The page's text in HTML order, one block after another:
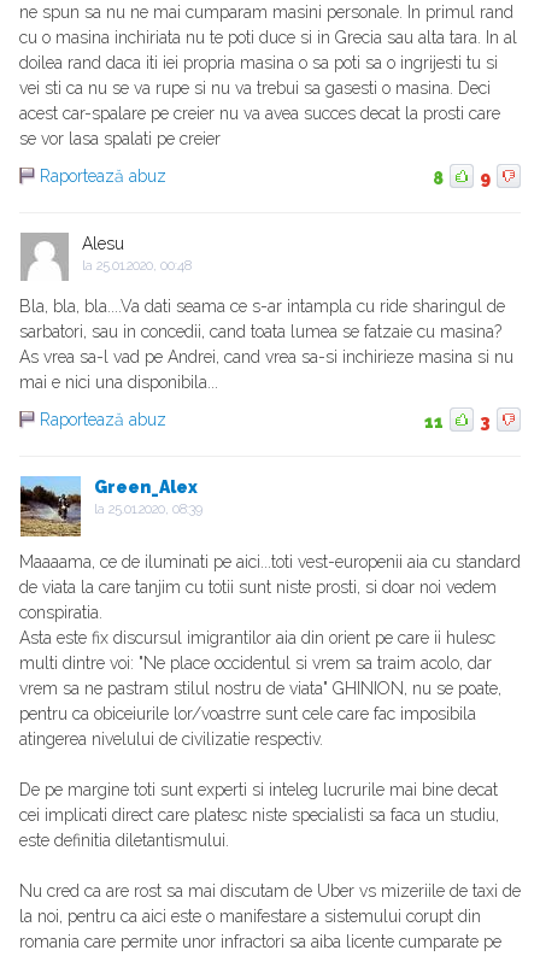
ne spun sa nu ne mai cumparam masini personale. In primul rand
cu o masina inchiriata nu te poti duce si in Grecia sau alta tara. In al
doilea rand daca iti iei propria masina o sa poti sa o ingrijesti tu si
vei sti ca nu se va rupe si nu va trebui sa gasesti o masina. Deci
acest car-spalare pe creier nu va avea succes decat la prosti care
se vor lasa spalati pe creier
Raportează abuz
8 9
Alesu
la 25.01.2020, 00:48
Bla, bla, bla....Va dati seama ce s-ar intampla cu ride sharingul de
sarbatori, sau in concedii, cand toata lumea se fatzaie cu masina?
As vrea sa-l vad pe Andrei, cand vrea sa-si inchirieze masina si nu
mai e nici una disponibila...
Raportează abuz
11 3
Green_Alex
la 25.01.2020, 08:39
Maaaama, ce de iluminati pe aici...toti vest-europenii aia cu standard
de viata la care tanjim cu totii sunt niste prosti, si doar noi vedem
conspiratia.
Asta este fix discursul imigrantilor aia din orient pe care ii hulesc
multi dintre voi: "Ne place occidentul si vrem sa traim acolo, dar
vrem sa ne pastram stilul nostru de viata" GHINION, nu se poate,
pentru ca obiceiurile lor/voastrre sunt cele care fac imposibila
atingerea nivelului de civilizatie respectiv.
De pe margine toti sunt experti si inteleg lucrurile mai bine decat
cei implicati direct care platesc niste specialisti sa faca un studiu,
este definitia diletantismului.
Nu cred ca are rost sa mai discutam de Uber vs mizeriile de taxi de
la noi, pentru ca aici este o manifestare a sistemului corupt din
romania care permite unor infractori sa aiba licente cumparate pe